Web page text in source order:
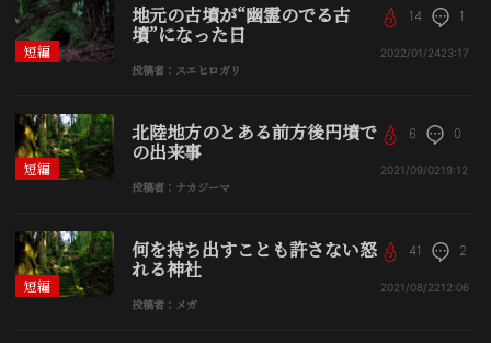
短編
地元の古墳が“幽霊のでる古
墳”になった日
投稿者：スエヒロガリ
14 1
2022/01/2423:17
短編
北陸地方のとある前方後円墳で
の出来事
投稿者：ナカジーマ
6 0
2021/09/0219:12
短編
何を持ち出すことも許さない怒
れる神社
投稿者：メガ
41 2
2021/08/2212:06